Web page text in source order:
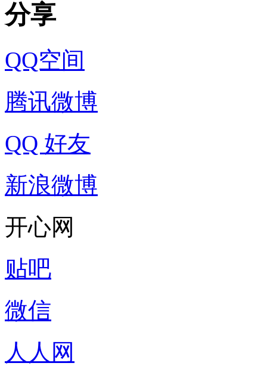
分享
QQ空间
腾讯微博
QQ 好友
新浪微博
开心网
贴吧
微信
人人网